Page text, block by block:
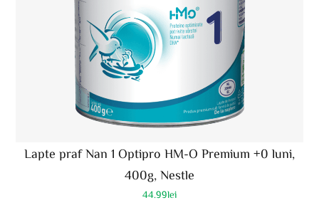
Lapte praf Nan 1 Optipro HM-O Premium +0 luni,
400g, Nestle
44.99lei